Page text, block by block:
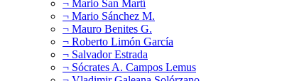
¬ Mario San Martí
¬ Mario Sánchez M.
¬ Mauro Benites G.
¬ Roberto Limón García
¬ Salvador Estrada
¬ Sócrates A. Campos Lemus